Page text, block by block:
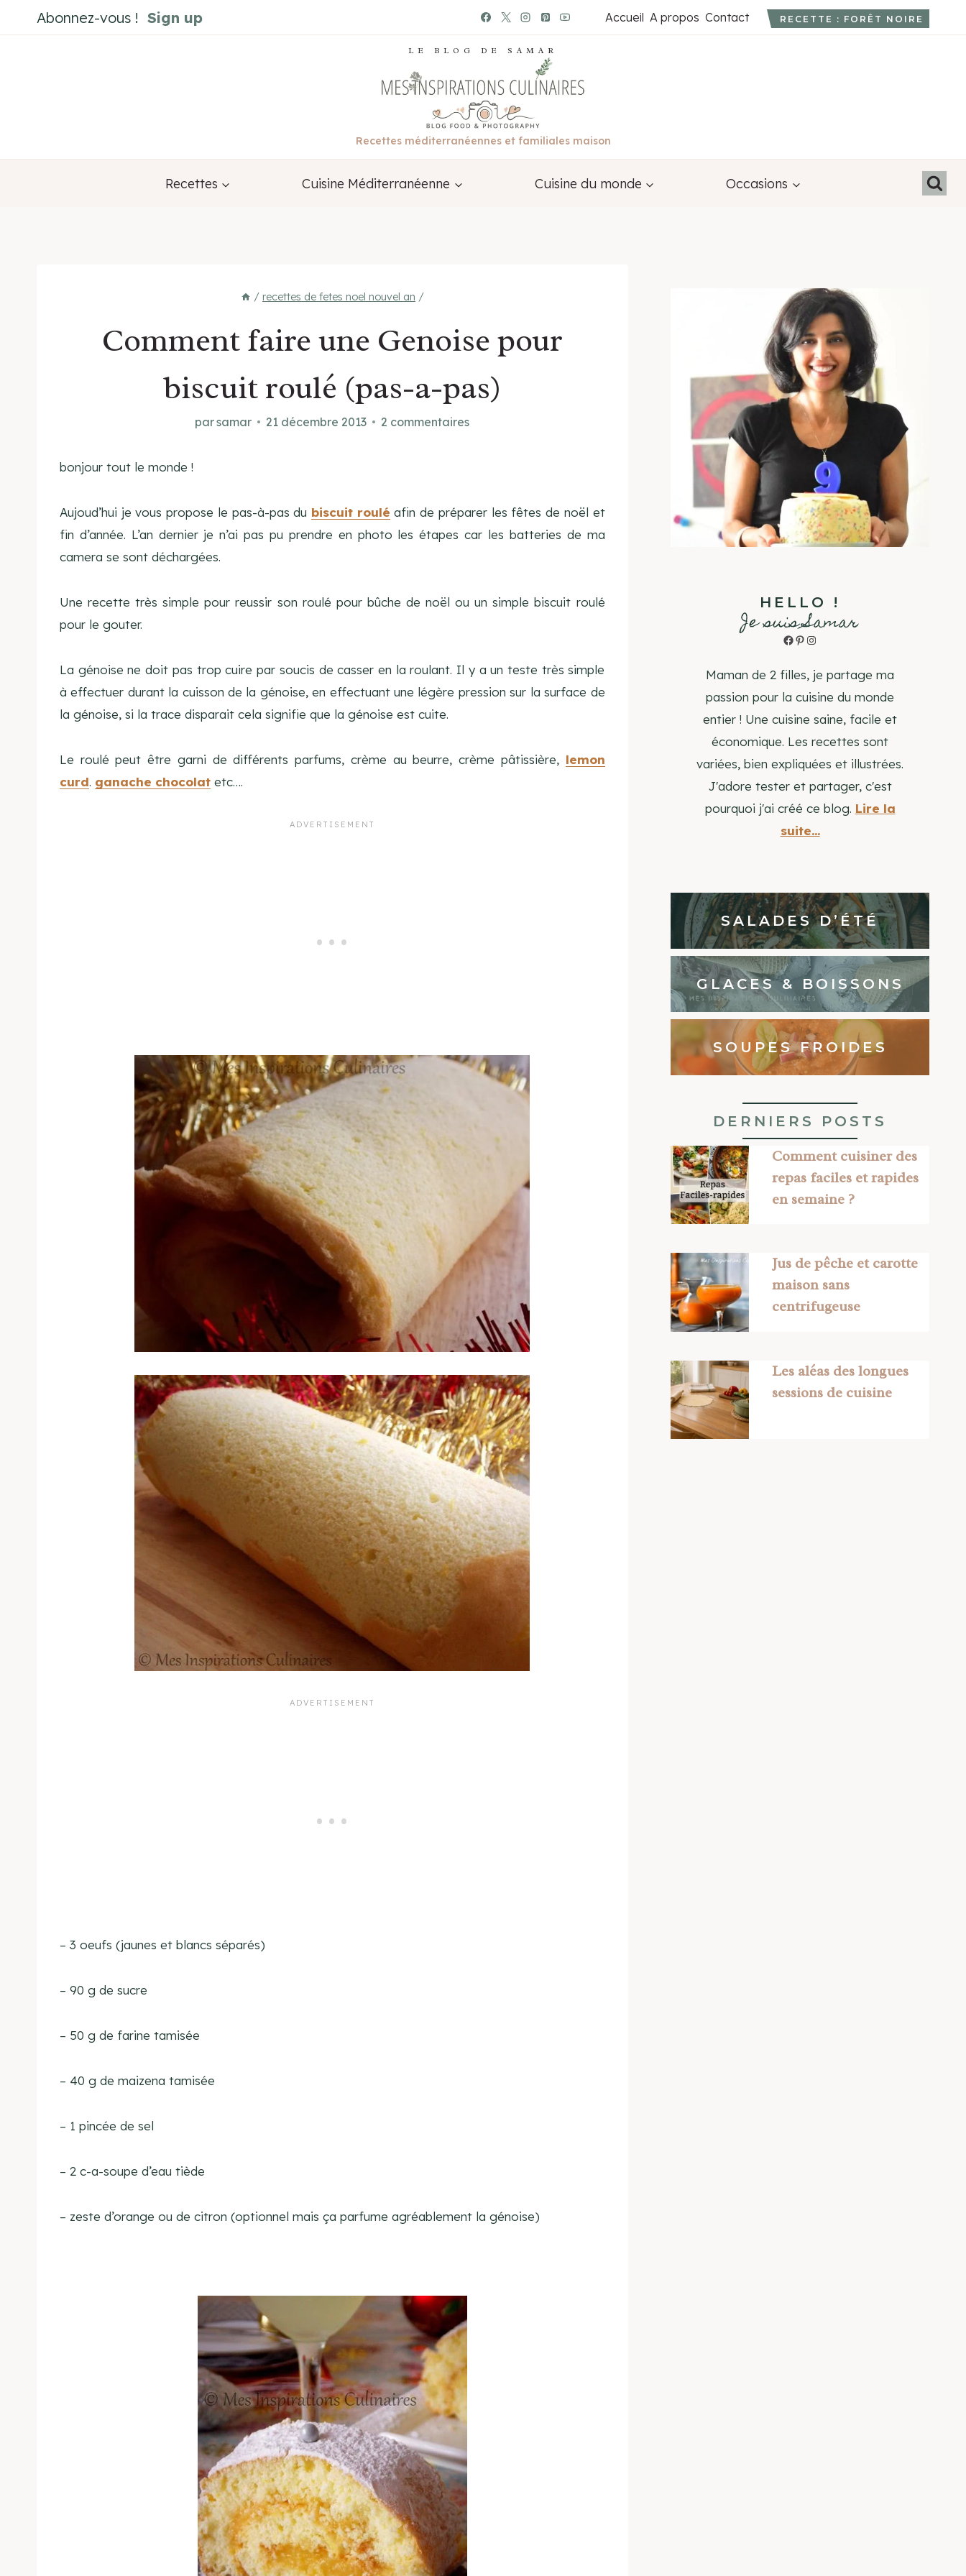
au
Abonnez-vous ! Sign up Accueil A propos Contact RECETTE : FORÊT NOIRE
LE BLOG DE SAMAR
Recettes méditerranéennes et familiales maison
Recettes Cuisine Méditerranéenne Cuisine du monde Occasions
/ recettes de fetes noel nouvel an /
Comment faire une Genoise pour
biscuit roulé (pas-a-pas)
parsamar 21 décembre 2013 2 commentaires
bonjour tout le monde !
Aujoud’hui je vous propose le pas-à-pas du biscuit roulé afin de préparer les fêtes de noël et
fin d’année. L’an dernier je n’ai pas pu prendre en photo les étapes car les batteries de ma
camera se sont déchargées.
Une recette très simple pour reussir son roulé pour bûche de noël ou un simple biscuit roulé
pour le gouter.
La génoise ne doit pas trop cuire par soucis de casser en la roulant. Il y a un teste très simple
à effectuer durant la cuisson de la génoise, en effectuant une légère pression sur la surface de
la génoise, si la trace disparait cela signifie que la génoise est cuite.
Le roulé peut être garni de différents parfums, crème au beurre, crème pâtissière, lemon
curd. ganache chocolat etc….
– 3 oeufs (jaunes et blancs séparés)
– 90 g de sucre
– 50 g de farine tamisée
– 40 g de maizena tamisée
– 1 pincée de sel
– 2 c-a-soupe d’eau tiède
– zeste d’orange ou de citron (optionnel mais ça parfume agréablement la génoise)
HELLO !
Je suis Samar
Facebook
Pinterest
Instagram
Maman de 2 filles, je partage ma
passion pour la cuisine du monde
entier ! Une cuisine saine, facile et
économique. Les recettes sont
variées, bien expliquées et illustrées.
J'adore tester et partager, c'est
pourquoi j'ai créé ce blog. Lire la
suite...
SALADES D’ÉTÉ
GLACES & BOISSONS
SOUPES FROIDES
DERNIERS POSTS
Comment cuisiner des
repas faciles et rapides
en semaine ?
Jus de pêche et carotte
maison sans
centrifugeuse
Les aléas des longues
sessions de cuisine